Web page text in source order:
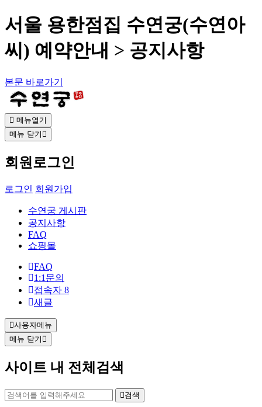
서울 용한점집 수연궁(수연아
씨) 예약안내 > 공지사항
본문 바로가기
메뉴열기
메뉴 닫기
회원로그인
로그인 회원가입
수연궁 게시판
공지사항
FAQ
쇼핑몰
FAQ
1:1문의
접속자 8
새글
사용자메뉴
메뉴 닫기
사이트 내 전체검색
검색